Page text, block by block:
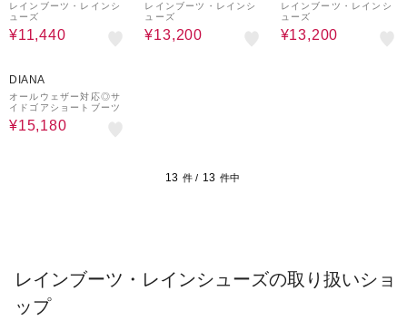
レインブーツ・レインシ
ューズ
¥11,440
レインブーツ・レインシ
ューズ
¥13,200
レインブーツ・レインシ
ューズ
¥13,200
DIANA
オールウェザー対応◎サ
イドゴアショートブーツ
¥15,180
13 件 / 13 件中
レインブーツ・レインシューズの取り扱いショ
ップ